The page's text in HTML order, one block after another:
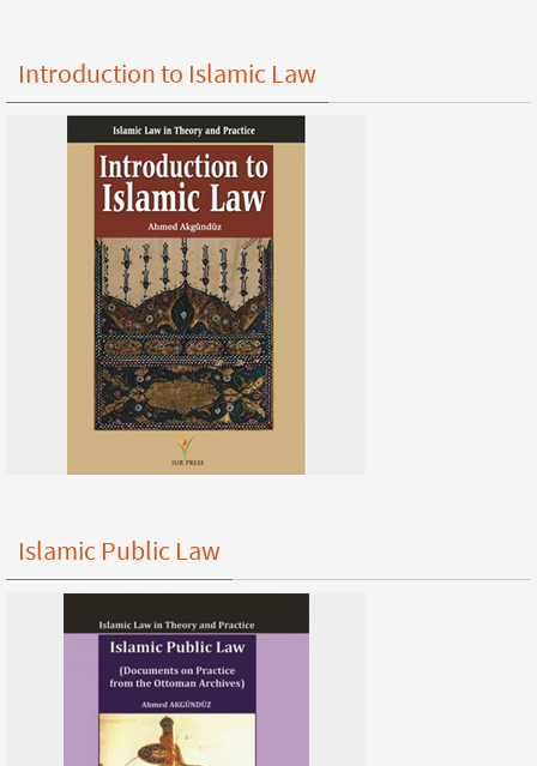
Introduction to Islamic Law
Islamic Public Law